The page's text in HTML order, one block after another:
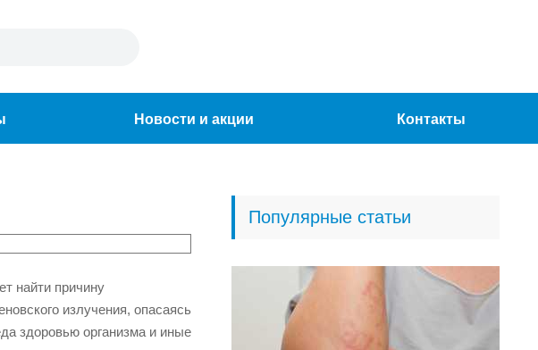
Новости и акции Контакты
найти причину
излучения, опасаясь
здоровью организма и иные
Популярные статьи